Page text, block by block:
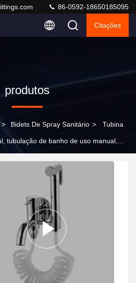
86-0592-18650185095
Citações
produtos
> Bidets De Spray Sanitário > Tubina
tubulação de banho de uso manual,